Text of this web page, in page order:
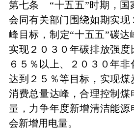
第七条 “十五五”时期，国
会同有关部门围绕如期实现
峰目标，制定“十五五”碳
实现２０３０年碳排放强
６５％以上、２０３０年
达到２５％等目标，实现煤
消费总量达峰，合理控制煤
量，力争年度新增清洁能源
会新增用电量。